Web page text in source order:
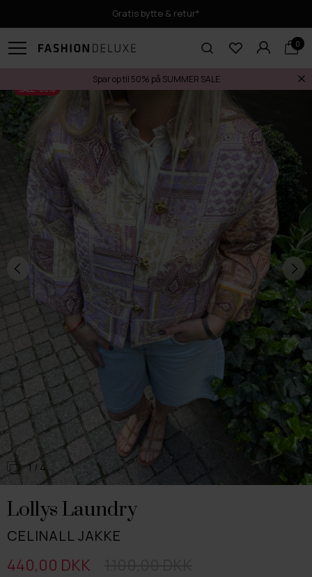
Gratis bytte & retur*
0
Spar op til 50% på SUMMER SALE
SALE -60%
1/ 4
Lollys Laundry
CELINALL JAKKE
440,00 DKK